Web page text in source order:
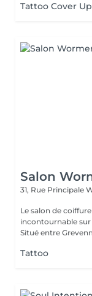
Tattoo Cover Up
Salon
31, Rue Principale
Le salon de
incontournable sur
Situé entre
Tattoo